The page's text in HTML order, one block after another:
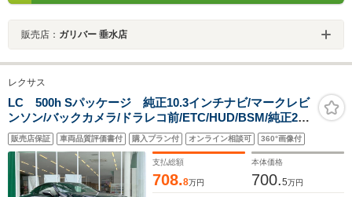
販売店： ガリバー 垂水店
レクサス
LC 500h Sパッケージ 純正10.3インチナビ/マークレビ
ンソン/バックカメラ/ドラレコ前/ETC/HUD/BSM/純正21
インチアルミホイール/サイドステップガード/シートヒー
ター/エアシート/LKA/純正フロアマット
販売店保証 車両品質評価書付 購入プラン付 オンライン相談可 360°画像付
支払総額
708.8万円
本体価格
700.5万円